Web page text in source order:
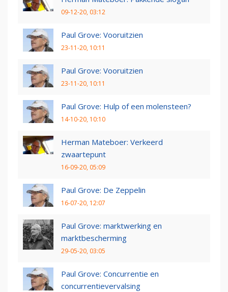
09-12-20, 03:12
Paul Grove: Vooruitzien
23-11-20, 10:11
Paul Grove: Vooruitzien
23-11-20, 10:11
Paul Grove: Hulp of een molensteen?
14-10-20, 10:10
Herman Mateboer: Verkeerd
zwaartepunt
16-09-20, 05:09
Paul Grove: De Zeppelin
16-07-20, 12:07
Paul Grove: marktwerking en
marktbescherming
29-05-20, 03:05
Paul Grove: Concurrentie en
concurrentievervalsing